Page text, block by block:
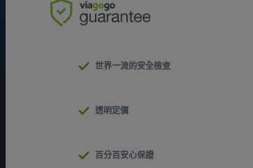
世界一流的安全檢查
透明定價
百分百安心保證